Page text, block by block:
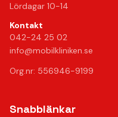
Lördagar 10-14
Kontakt
042-24 25 02
info@mobilkliniken.se
Org.nr: 556946-9199
Snabblänkar